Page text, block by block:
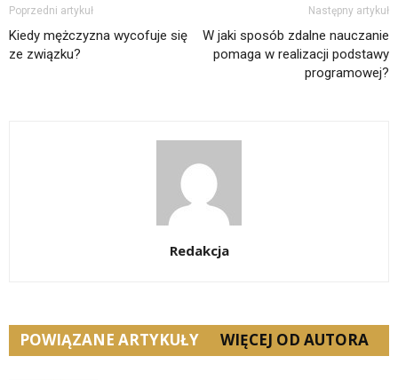
Poprzedni artykuł
Kiedy mężczyzna wycofuje się
ze związku?
Następny artykuł
W jaki sposób zdalne nauczanie
pomaga w realizacji podstawy
programowej?
Redakcja
POWIĄZANE ARTYKUŁY WIĘCEJ OD AUTORA